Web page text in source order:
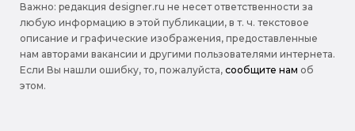
Важно: pедакция designer.ru не несет ответственности за
любую информацию в этой публикации, в т. ч. текстовое
описание и графические изображения, предоставленные
нам авторами вакансии и другими пользователями интернета.
Если Вы нашли ошибку, то, пожалуйста, сообщите нам об
этом.